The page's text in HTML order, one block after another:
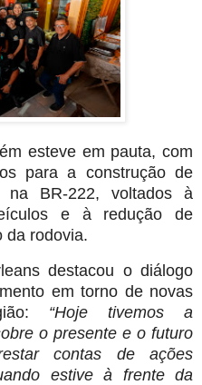
esteve em pauta, com
para a construção de
na BR-222, voltados à
e à redução de
da rodovia.
destacou o diálogo
em torno de novas
“Hoje tivemos a
o presente e o futuro
contas de ações
estive à frente da